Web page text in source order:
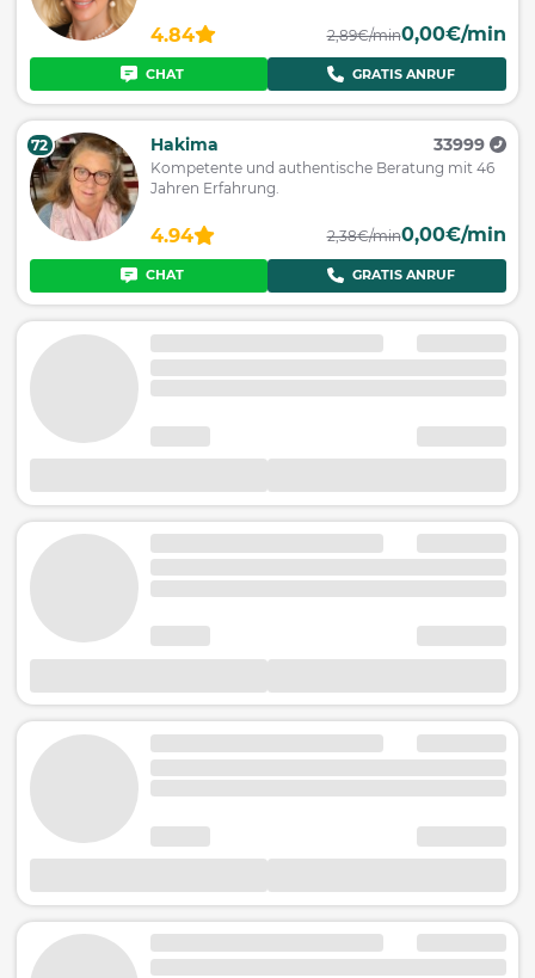
4.84 2,89€/min0,00€/min
CHAT GRATIS ANRUF
72 Hakima 33999
Kompetente und authentische Beratung mit 46
Jahren Erfahrung.
4.94 2,38€/min0,00€/min
CHAT GRATIS ANRUF